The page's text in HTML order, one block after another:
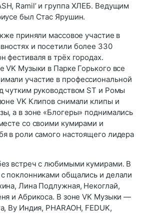
Ramil’ и группа ХЛЕБ. Ведущим
был Стас Ярушин.
приняли массовое участие в
и посетили более 330
фестиваля в трёх городах.
VK Музыки в Парке Горького все
участие в профессиональной
чутким руководством ST и Ромы
VK Клипов снимали клипы и
а в зоне «Блогеры» поднимались
со своими кумирами и
в роли самого настоящего лидера
встреч с любимыми кумирами. В
поклонниками общались и делали
Лина Подлужная, Некоглай,
и Абрикоса. В зоне VK Музыки —
By Индия, PHARAOH, FEDUK,